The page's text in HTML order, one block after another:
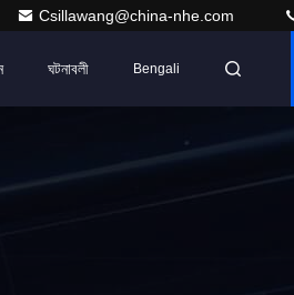
Csillawang@china-nhe.com
ঘটনাবলী Bengali